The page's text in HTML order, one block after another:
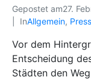
Gepostet am27.
InAllgemein,
Vor dem
Entscheidung
Städten den